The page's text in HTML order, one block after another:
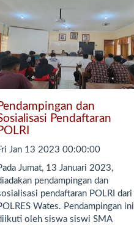
dan
Pendaftaran
Jan 13 2023 00:00:00
Jumat, 13 Januari 2023,
pendampingan dan
pendaftaran POLRI dari
Wates. Pendampingan ini
oleh siswa siswi SMA